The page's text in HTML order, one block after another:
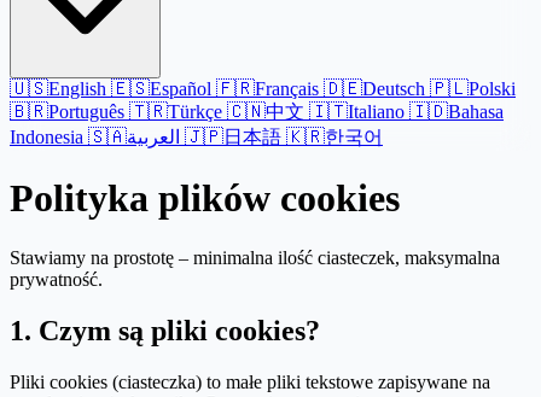
🇺🇸English 🇪🇸Español 🇫🇷Français 🇩🇪Deutsch 🇵🇱Polski
🇧🇷Português 🇹🇷Türkçe 🇨🇳中文 🇮🇹Italiano 🇮🇩Bahasa
Indonesia 🇸🇦 🇯🇵日本語 🇰🇷한국어
Polityka plików cookies
Stawiamy na prostotę – minimalna ilość ciasteczek, maksymalna
prywatność.
1. Czym są pliki cookies?
Pliki cookies (ciasteczka) to małe pliki tekstowe zapisywane na